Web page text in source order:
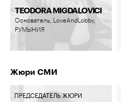
TEODORA MIGDALOVICI
Основатель, LoveAndLobby,
РУМЫНИЯ
Жюри СМИ
ПРЕДСЕДАТЕЛЬ ЖЮРИ